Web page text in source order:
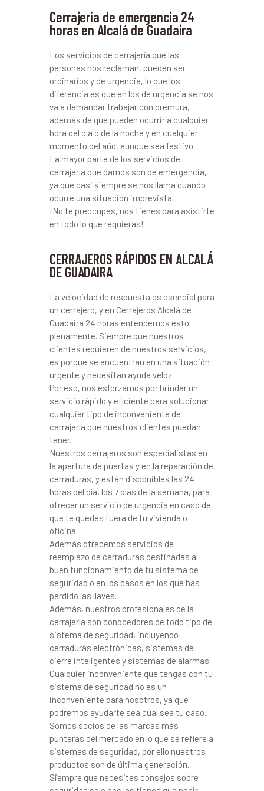
Cerrajería de emergencia 24
horas en Alcalá de Guadaira
Los servicios de cerrajería que las
personas nos reclaman, pueden ser
ordinarios y de urgencia, lo que los
diferencia es que en los de urgencia se nos
va a demandar trabajar con premura,
además de que pueden ocurrir a cualquier
hora del día o de la noche y en cualquier
momento del año, aunque sea festivo.
La mayor parte de los servicios de
cerrajería que damos son de emergencia,
ya que casi siempre se nos llama cuando
ocurre una situación imprevista.
¡No te preocupes, nos tienes para asistirte
en todo lo que requieras!
CERRAJEROS RÁPIDOS EN ALCALÁ
DE GUADAIRA
La velocidad de respuesta es esencial para
un cerrajero, y en Cerrajeros Alcalá de
Guadaira 24 horas entendemos esto
plenamente. Siempre que nuestros
clientes requieren de nuestros servicios,
es porque se encuentran en una situación
urgente y necesitan ayuda veloz.
Por eso, nos esforzamos por brindar un
servicio rápido y eficiente para solucionar
cualquier tipo de inconveniente de
cerrajería que nuestros clientes puedan
tener.
Nuestros cerrajeros son especialistas en
la apertura de puertas y en la reparación de
cerraduras, y están disponibles las 24
horas del día, los 7 días de la semana, para
ofrecer un servicio de urgencia en caso de
que te quedes fuera de tu vivienda o
oficina.
Además ofrecemos servicios de
reemplazo de cerraduras destinadas al
buen funcionamiento de tu sistema de
seguridad o en los casos en los que has
perdido las llaves.
Además, nuestros profesionales de la
cerrajería son conocedores de todo tipo de
sistema de seguridad, incluyendo
cerraduras electrónicas, sistemas de
cierre inteligentes y sistemas de alarmas.
Cualquier inconveniente que tengas con tu
sistema de seguridad no es un
inconveniente para nosotros, ya que
podremos ayudarte sea cual sea tu caso.
Somos socios de las marcas más
punteras del mercado en lo que se refiere a
sistemas de seguridad, por ello nuestros
productos son de última generación.
Siempre que necesites consejos sobre